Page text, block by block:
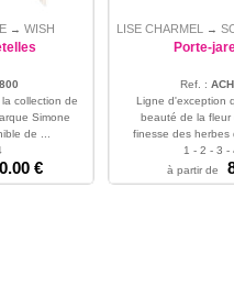
→ WISH
collection de
Simone
de ...
€
LISE CHARMEL →
Porte-
Ref. :
Ligne d'exception
beauté de la fleur
finesse des herbes
1 - 2 - 3 -
à partir de